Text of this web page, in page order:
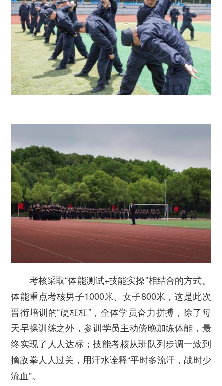
考核采取“体能测试+技能实操”相结合的方式。
体能重点考核男子1000米、女子800米，这是此次
晋衔培训的“硬杠杠”，全体学员奋力拼搏，除了每
天早操训练之外，参训学员主动傍晚加练体能，最
终实现了人人达标；技能考核从班队列步调一致到
擒敌拳人人过关，用汗水诠释“平时多流汗，战时少
流血”。